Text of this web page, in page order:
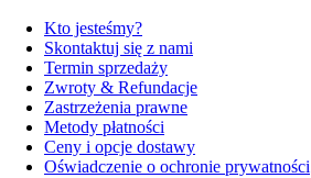
Kto jesteśmy?
Skontaktuj się z nami
Termin sprzedaży
Zwroty & Refundacje
Zastrzeżenia prawne
Metody płatności
Ceny i opcje dostawy
Oświadczenie o ochronie prywatności